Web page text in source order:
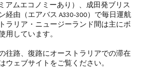
アムエコノミーあり）、成田発ブリス
経由（エアバス A330-300）で毎日運航
ラリア・ニュージーランド間は主にボ
用しています。
往路、復路にオーストラリアでの滞在
ウェブサイトをご覧ください。